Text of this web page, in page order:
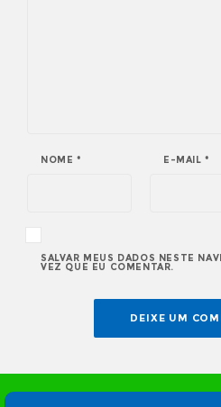
NOME * E-MAIL*
SALVAR MEUS DADOS NESTE
VEZ QUE EU COMENTAR.